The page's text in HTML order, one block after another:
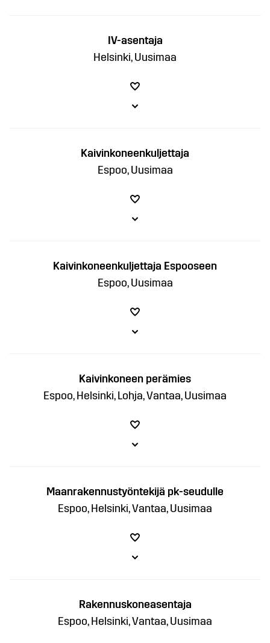
IV-asentaja
Helsinki, Uusimaa
Kaivinkoneenkuljettaja
Espoo, Uusimaa
Kaivinkoneenkuljettaja Espooseen
Espoo, Uusimaa
Kaivinkoneen perämies
Espoo, Helsinki, Lohja, Vantaa, Uusimaa
Maanrakennustyöntekijä pk-seudulle
Espoo, Helsinki, Vantaa, Uusimaa
Rakennuskoneasentaja
Espoo, Helsinki, Vantaa, Uusimaa